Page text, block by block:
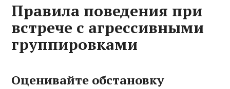
Правила поведения при
встрече с агрессивными
группировками
Оценивайте обстановку